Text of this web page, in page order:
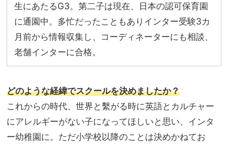
生にあたるG3。第二子は現在、日本の認可保育園
に通園中。多忙だったこともありインター受験3カ
月前から情報収集し、コーディネーターにも相談、
老舗インターに合格。
どのような経緯でスクールを決めましたか？
これからの時代、世界と繫がる時に英語とカルチャー
にアレルギーがない子になってほしいと思い、インタ
ー幼稚園に。ただ小学校以降のことは決めかねてお